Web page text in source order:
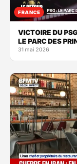
FRANCE
VICTOIRE DU
LE PARC DES
31 mai 2026